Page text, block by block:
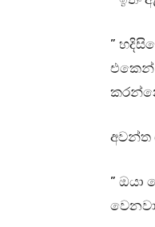
”
එකෙන්
අවන්ත
” ඔයා